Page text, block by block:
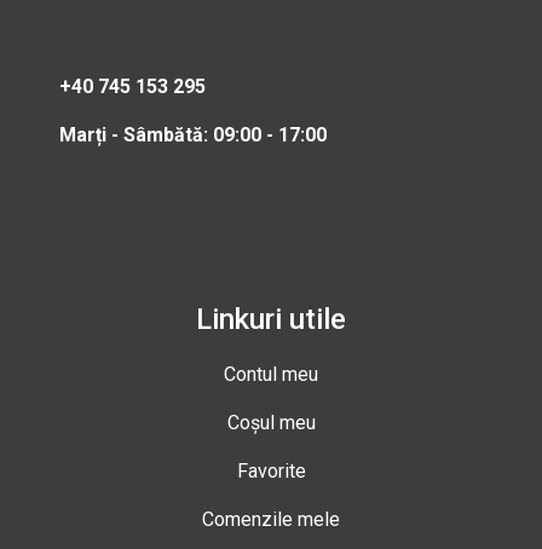
+40 745 153 295
Marți - Sâmbătă: 09:00 - 17:00
Linkuri utile
Contul meu
Coșul meu
Favorite
Comenzile mele